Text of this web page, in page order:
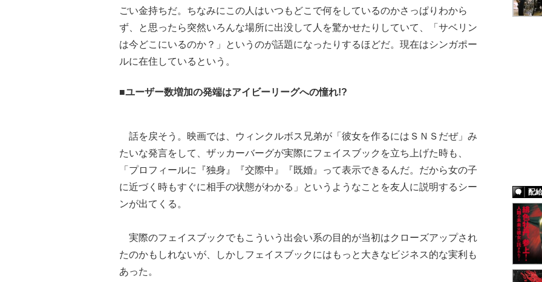
ごい金持ちだ。ちなみにこの人はいつもどこで何をしているのかさっぱりわから
ず、と思ったら突然いろんな場所に出没して人を驚かせたりしていて、「サベリン
は今どこにいるのか？」というのが話題になったりするほどだ。現在はシンガポー
ルに在住しているという。
■ユーザー数増加の発端はアイビーリーグへの憧れ!?
話を戻そう。映画では、ウィンクルボス兄弟が「彼女を作るにはＳＮＳだぜ」み
たいな発言をして、ザッカーバーグが実際にフェイスブックを立ち上げた時も、
「プロフィールに『独身』『交際中』『既婚』って表示できるんだ。だから女の子
に近づく時もすぐに相手の状態がわかる」というようなことを友人に説明するシー
ンが出てくる。
実際のフェイスブックでもこういう出会い系の目的が当初はクローズアップされ
たのかもしれないが、しかしフェイスブックにはもっと大きなビジネス的な実利も
あった。
配